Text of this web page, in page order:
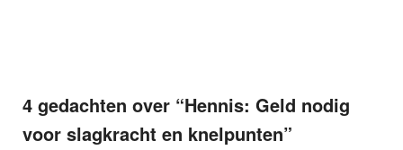
4 gedachten over “Hennis: Geld nodig
voor slagkracht en knelpunten”